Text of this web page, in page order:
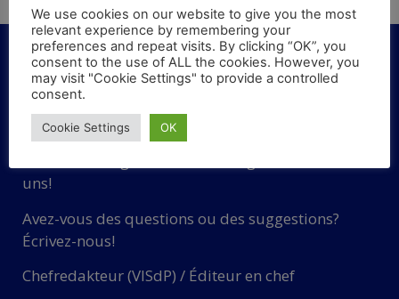
train”.
KONTAKT
uns!
Avez-vous des questions ou des suggestions?
Écrivez-nous!
Chefredakteur (VISdP) / Éditeur en chef
We use cookies on our website to give you the most
relevant experience by remembering your
preferences and repeat visits. By clicking “OK”, you
consent to the use of ALL the cookies. However, you
may visit "Cookie Settings" to provide a controlled
consent.
Cookie Settings OK